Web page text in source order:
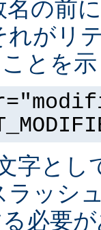
の前
れがリ
とを
字と
ラッシ
必要